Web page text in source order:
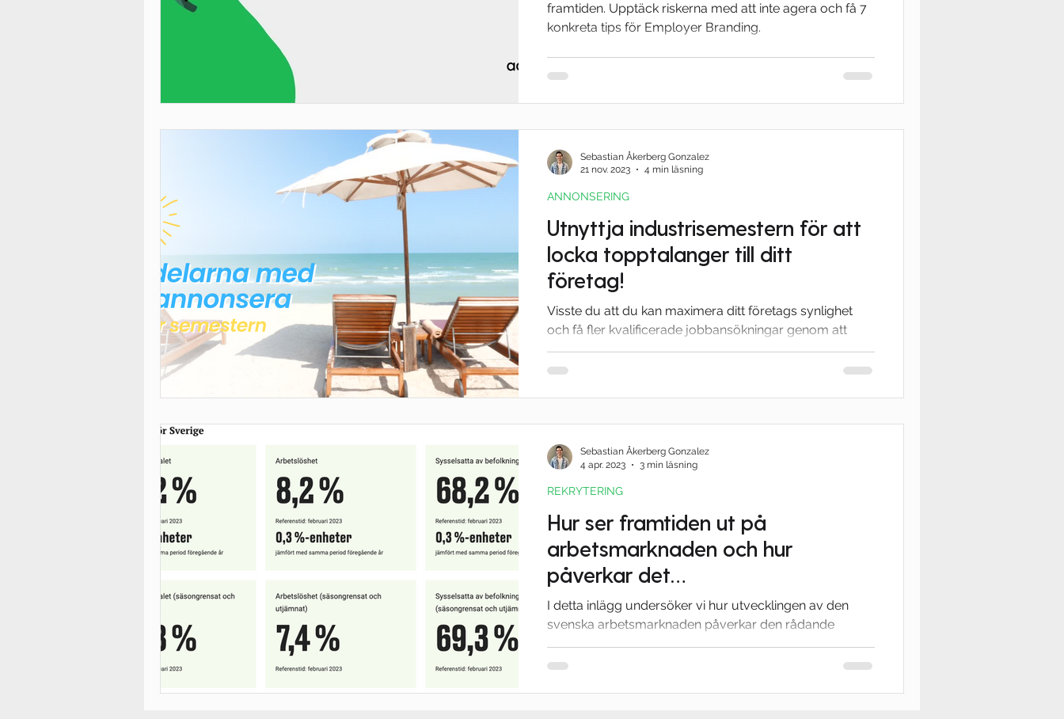
framtiden. Upptäck riskerna med att inte agera och få 7
konkreta tips för Employer Branding.
Utnyttja industrisemestern för att
locka topptalanger till ditt
företag!
Visste du att du kan maximera ditt företags synlighet
och få fler kvalificerade jobbansökningar genom att
annonsera under...
ANNONSERING
Sebastian Åkerberg Gonzalez
21 nov. 2023
4 min läsning
Hur ser framtiden ut på
arbetsmarknaden och hur
påverkar det
kompetensförsörjningen?
I detta inlägg undersöker vi hur utvecklingen av den
svenska arbetsmarknaden påverkar den rådande
kompetensbristen och ger dig tips på...
REKRYTERING
Sebastian Åkerberg Gonzalez
4 apr. 2023
3 min läsning